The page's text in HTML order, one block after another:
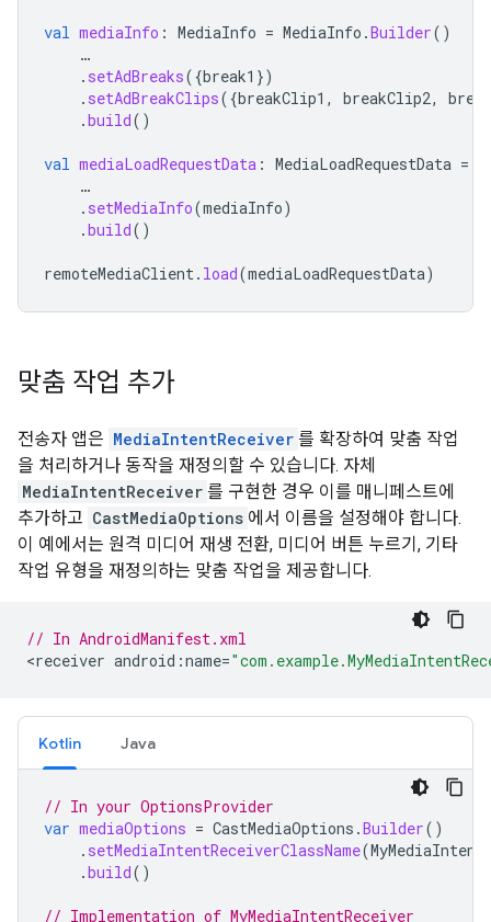
val mediaInfo : MediaInfo = MediaInfo .Builder()
…
. setAdBreaks({break1 })
. setAdBreakClips({breakClip1 , breakClip2,
.build()
val mediaLoadRequestData : MediaLoadRequestData =
…
. setMediaInfo(mediaInfo)
.build()
remoteMediaClient. load(mediaLoadRequestData)
맞춤 작업 추가
전송자 앱은 MediaIntentReceiver 를 확장하여 맞춤 작업
을 처리하거나 동작을 재정의할 수 있습니다. 자체
MediaIntentReceiver 를 구현한 경우 이를 매니페스트에
추가하고 CastMediaOptions 에서 이름을 설정해야 합니다.
이 예에서는 원격 미디어 재생 전환, 미디어 버튼 누르기, 기타
작업 유형을 재정의하는 맞춤 작업을 제공합니다.
// In AndroidManifest.xml
<receiver android :name=
Kotlin Java
// In your OptionsProvider
var mediaOptions = CastMediaOptions .Builder()
. setMediaIntentReceiverClassName(
.build()
// Implementation of MyMediaIntentReceiver